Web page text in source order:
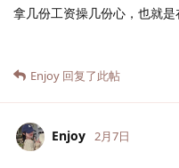
拿几份工资操几份心，也就
Enjoy 回复了此帖
Enjoy 2月7日